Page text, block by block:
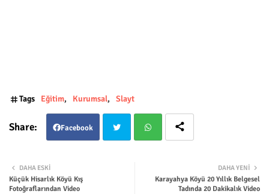
Tags Eğitim Kurumsal Slayt
Facebook
DAHA YENI
Karayahya Köyü 20 Yıllık Belgesel
Tadında 20 Dakikalık Video
DAHA ESKI
Küçük Hisarlık Köyü Kış
Fotoğraflarından Video